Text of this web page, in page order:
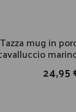
Tazza mug in
24,95